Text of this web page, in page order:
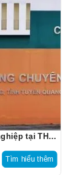
Bộ GD-ĐT hướng dẫn tổ chức thi lại tốt nghiệp tại THPT chuyên Tuyên Quang
Tìm hiểu thêm